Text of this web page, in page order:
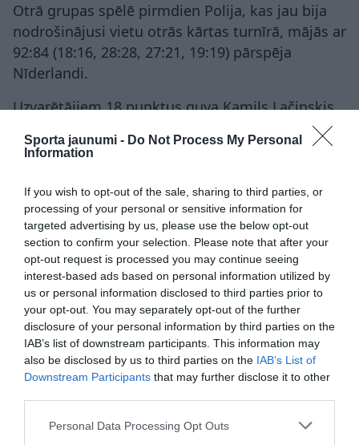
Sporta jaunumi - Do Not Process My Personal
Information
If you wish to opt-out of the sale, sharing to third parties, or
processing of your personal or sensitive information for
targeted advertising by us, please use the below opt-out
section to confirm your selection. Please note that after your
opt-out request is processed you may continue seeing
interest-based ads based on personal information utilized by
us or personal information disclosed to third parties prior to
your opt-out. You may separately opt-out of the further
disclosure of your personal information by third parties on the
IAB’s list of downstream participants. This information may
also be disclosed by us to third parties on the IAB’s List of
Downstream Participants that may further disclose it to other
Please note that this website/app uses one or more Google
Personal Data Processing Opt Outs
Otrā grupas spēlē pirmdien Polija, kas jau bija
nodrošinājusi vietu otrās kārtas turnīrā, mājās ar
92:84 (18:16, 28:28, 27:21, 19:19) pārspēja
Nīderlandi.
Uzvarētājiem 18 punktus guva Kamils Lačinskis,
vēl trim basketbolistiem gūstot 11-13 punktus.
Nīderlandei 26 punktus, piecas atlēkušās
sakrāja Keje van der Vūrsts, 21 punktu guva
Lukass Kruithofs, bet 15 punktus, piecas
rezultatīvas piespēles un septiņas kļūdas sakrāja
spēli piecu piezīmju dēļ priekšlaicīgi beigušais
Mareins Ververss.
F grupā pirmo vietu ar sešām uzvarām sešās
spēlēs izcīnīja Polija, trīs uzvaras tika Latvijai,
divas – Nīderlandei un viena – Austrijai.
Piektdien Latvijas izlase galvenā trenera Jāņa